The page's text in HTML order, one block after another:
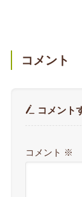
コメント
コメント
コメント ※